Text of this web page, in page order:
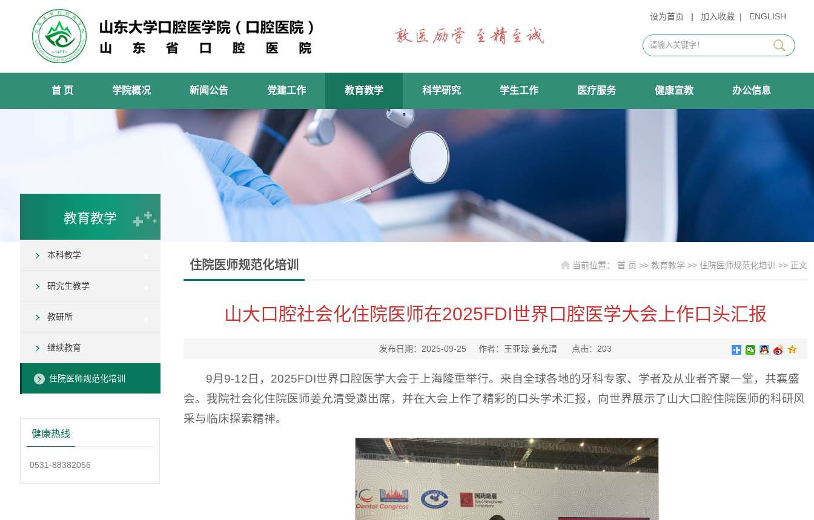
设为首页 | 加入收藏 | ENGLISH
首 页 学院概况 新闻公告 党建工作 教育教学 科学研究 学生工作 医疗服务 健康宣教 办公信息
教育教学
本科教学
研究生教学
教研所
继续教育
住院医师规范化培训
健康热线
0531-88382056
住院医师规范化培训 当前位置： 首 页 >> 教育教学 >> 住院医师规范化培训 >> 正文
山大口腔社会化住院医师在2025FDI世界口腔医学大会上作口头汇报
发布日期：2025-09-25 作者：王亚琼 姜允清 点击： 203
9月9-12日，2025FDI世界口腔医学大会于上海隆重举行。来自全球各地的牙科专家、学者及从业者齐聚一堂，共襄盛
会。我院社会化住院医师姜允清受邀出席，并在大会上作了精彩的口头学术汇报，向世界展示了山大口腔住院医师的科研风
采与临床探索精神。